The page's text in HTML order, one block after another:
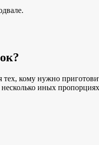
кому нужно
иных